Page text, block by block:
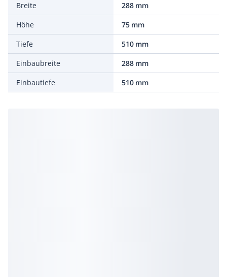
Breite
288 mm
Höhe
75 mm
Tiefe
510 mm
Einbaubreite
288 mm
Einbautiefe
510 mm